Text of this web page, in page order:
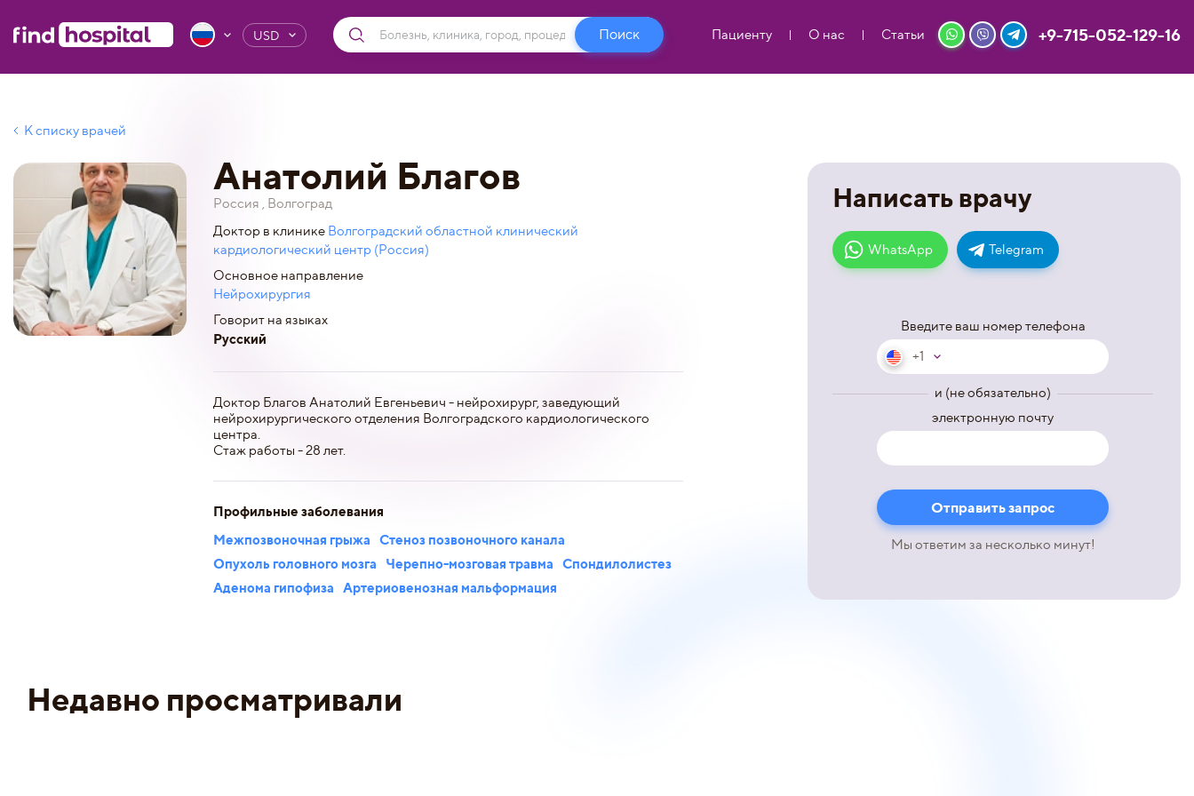
USD Пациенту О нас Статьи +9-715-052-129-16
К списку врачей
Написать врачу
WhatsApp Telegram
Введите ваш номер телефона
+1
и (не обязательно)
электронную почту
Мы ответим за несколько минут!
Анатолий Благов
Россия , Волгоград
Доктор в клинике Волгоградский областной клинический
кардиологический центр (Россия)
Основное направление
Нейрохирургия
Говорит на языках
Русский
Доктор Благов Анатолий Евгеньевич - нейрохирург, заведующий
нейрохирургического отделения Волгоградского кардиологического
центра.
Стаж работы - 28 лет.
Профильные заболевания
Межпозвоночная грыжа Стеноз позвоночного канала
Опухоль головного мозга
Черепно-мозговая травма Спондилолистез
Аденома гипофиза Артериовенозная мальформация
Недавно просматривали